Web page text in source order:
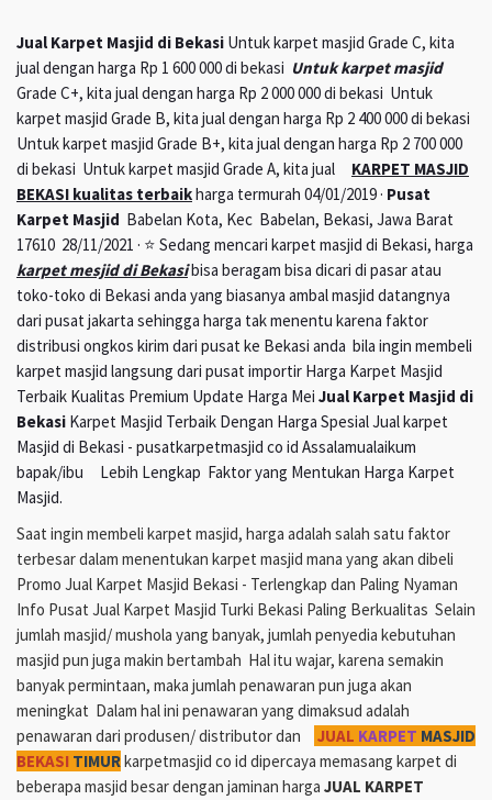
Jual Karpet Masjid di Bekasi Untuk karpet masjid Grade C, kita
jual dengan harga Rp 1 600 000 di bekasi Untuk karpet masjid
Grade C+, kita jual dengan harga Rp 2 000 000 di bekasi Untuk
karpet masjid Grade B, kita jual dengan harga Rp 2 400 000 di bekasi
Untuk karpet masjid Grade B+, kita jual dengan harga Rp 2 700 000
di bekasi Untuk karpet masjid Grade A, kita jual KARPET MASJID
BEKASI kualitas terbaikharga termurah 04/01/2019 · Pusat
Karpet Masjid Babelan Kota, Kec Babelan, Bekasi, Jawa Barat
17610 28/11/2021 · ⭐ Sedang mencari karpet masjid di Bekasi, harga
karpet mesjid di Bekasibisa beragam bisa dicari di pasar atau
toko-toko di Bekasi anda yang biasanya ambal masjid datangnya
dari pusat jakarta sehingga harga tak menentu karena faktor
distribusi ongkos kirim dari pusat ke Bekasi anda bila ingin membeli
karpet masjid langsung dari pusat importir Harga Karpet Masjid
Terbaik Kualitas Premium Update Harga Mei Jual Karpet Masjid di
Bekasi Karpet Masjid Terbaik Dengan Harga Spesial Jual karpet
Masjid di Bekasi - pusatkarpetmasjid co id Assalamualaikum
bapak/ibu Lebih Lengkap Faktor yang Mentukan Harga Karpet
Masjid.
Saat ingin membeli karpet masjid, harga adalah salah satu faktor
terbesar dalam menentukan karpet masjid mana yang akan dibeli
Promo Jual Karpet Masjid Bekasi - Terlengkap dan Paling Nyaman
Info Pusat Jual Karpet Masjid Turki Bekasi Paling Berkualitas Selain
jumlah masjid/ mushola yang banyak, jumlah penyedia kebutuhan
masjid pun juga makin bertambah Hal itu wajar, karena semakin
banyak permintaan, maka jumlah penawaran pun juga akan
meningkat Dalam hal ini penawaran yang dimaksud adalah
penawaran dari produsen/ distributor dan
JUAL KARPET MASJID
BEKASI TIMURkarpetmasjid co id dipercaya memasang karpet di
beberapa masjid besar dengan jaminan harga JUAL KARPET